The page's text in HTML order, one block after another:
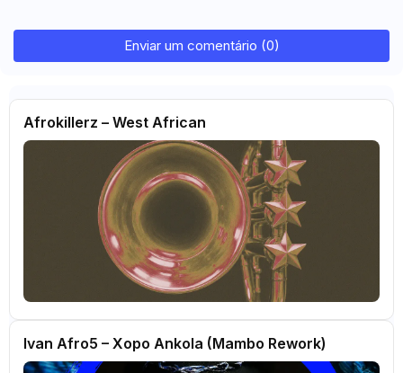
Enviar um comentário (0)
Afrokillerz – West African
Ivan Afro5 – Xopo Ankola (Mambo Rework)